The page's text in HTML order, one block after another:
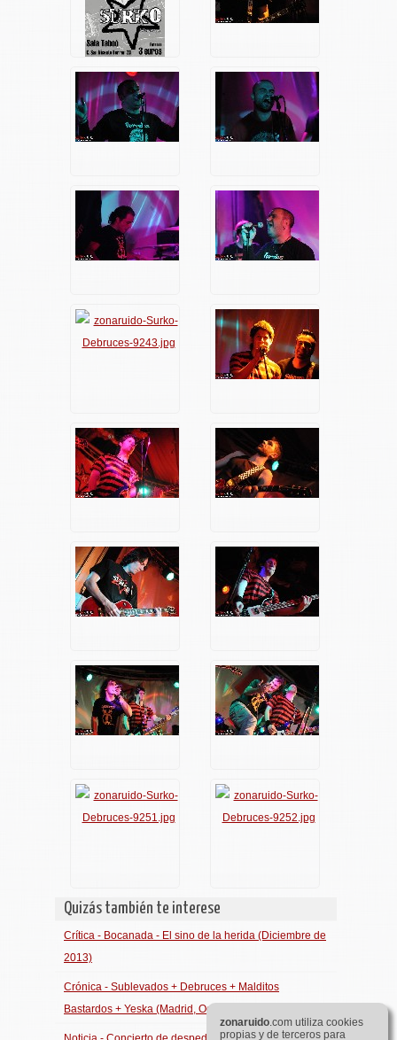
Quizás también te interese
Crítica - Bocanada - El sino de la herida (Diciembre de
2013)
Crónica - Sublevados + Debruces + Malditos
Bastardos + Yeska (Madrid, Octubre de 2011)
zonaruido.com utiliza cookies
propias y de terceros para